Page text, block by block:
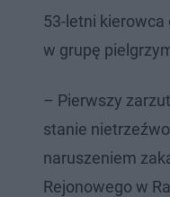
53-letni kierowca
w grupę
– Pierwszy
stanie
naruszeniem
Rejonowego w